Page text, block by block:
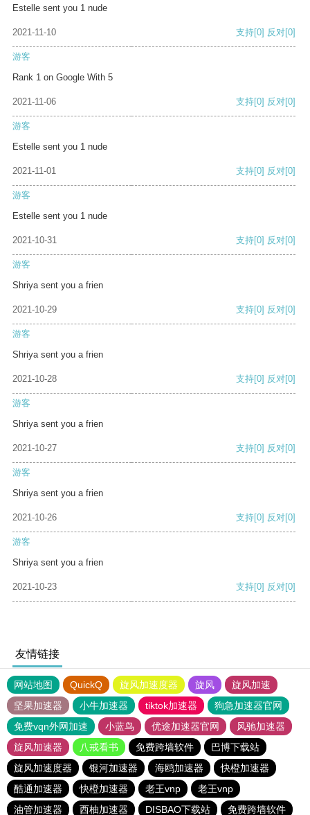
Estelle sent you 1 nude
2021-11-10 支持[0] 反对[0]
游客
Rank 1 on Google With 5
2021-11-06 支持[0] 反对[0]
游客
Estelle sent you 1 nude
2021-11-01 支持[0] 反对[0]
游客
Estelle sent you 1 nude
2021-10-31 支持[0] 反对[0]
游客
Shriya sent you a frien
2021-10-29 支持[0] 反对[0]
游客
Shriya sent you a frien
2021-10-28 支持[0] 反对[0]
游客
Shriya sent you a frien
2021-10-27 支持[0] 反对[0]
游客
Shriya sent you a frien
2021-10-26 支持[0] 反对[0]
游客
Shriya sent you a frien
2021-10-23 支持[0] 反对[0]
友情链接
网站地图 QuickQ 旋风加速度器 旋风
旋风加速
坚果加速器
小牛加速器 tiktok加速器
狗急加速器官网
免费vqn外网加速
小蓝鸟 优途加速器官网
风驰加速器
旋风加速器
八戒看书 免费跨墙软件
巴博下载站
旋风加速度器
银河加速器 海鸥加速器
快橙加速器
酷通加速器
快橙加速器 老王vnp
老王vnp
油管加速器
西柚加速器 DISBAO下载站 免费跨墙软件